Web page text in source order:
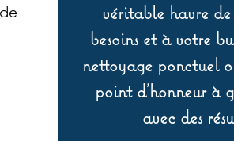
véritable havre
besoins et à votre
nettoyage ponctuel
point d’honneur à
avec des